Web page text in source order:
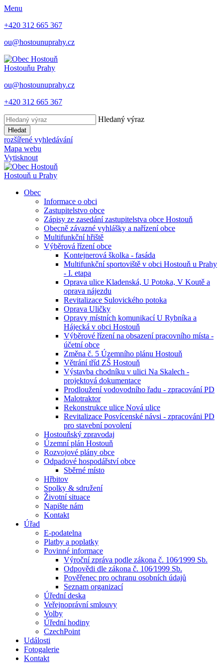
Menu
+420 312 665 367
ou@hostounuprahy.cz
Hostouňu Prahy
ou@hostounuprahy.cz
+420 312 665 367
Hledaný výraz
Hledat
rozšířené vyhledávání
Mapa webu
Vytisknout
Hostouň u Prahy
Obec
Informace o obci
Zastupitelstvo obce
Zápisy ze zasedání zastupitelstva obce Hostouň
Obecně závazné vyhlášky a nařízení obce
Multifunkční hřiště
Výběrová řízení obce
Kontejnerová školka - fasáda
Multifunkční sportoviště v obci Hostouň u Prahy
- I. etapa
Oprava ulice Kladenská, U Potoka, V Koutě a
oprava nájezdu
Revitalizace Sulovického potoka
Oprava Uličky
Opravy místních komunikací U Rybníka a
Hájecká v obci Hostouň
Výběrové řízení na obsazení pracovního místa -
účetní obce
Změna č. 5 Územního plánu Hostouň
Větrání tříd ZŠ Hostouň
Výstavba chodníku v ulici Na Skalech -
projektová dokumentace
Prodloužení vodovodního řadu - zpracování PD
Malotraktor
Rekonstrukce ulice Nová ulice
Revitalizace Posvícenské návsi - zpracováni PD
pro stavební povolení
Hostouňský zpravodaj
Územní plán Hostouň
Rozvojové plány obce
Odpadové hospodářství obce
Sběrné místo
Hřbitov
Spolky & sdružení
Životní situace
Napište nám
Kontakt
Úřad
E-podatelna
Platby a poplatky
Povinné informace
Výroční zpráva podle zákona č. 106⁄1999 Sb.
Odpovědi dle zákona č. 106⁄1999 Sb.
Pověřenec pro ochranu osobních údajů
Seznam organizací
Úřední deska
Veřejnoprávní smlouvy
Volby
Úřední hodiny
CzechPoint
Události
Fotogalerie
Kontakt